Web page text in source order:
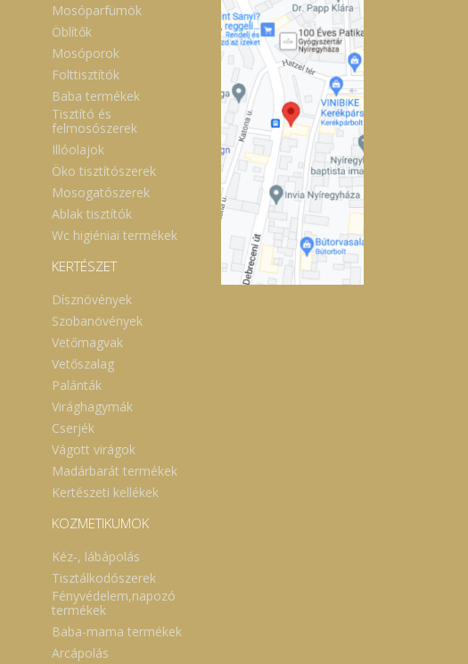
Mosóparfümök
Öblítők
Mosóporok
Folttisztítók
Baba termékek
Tisztító és
felmosószerek
Illóolajok
Öko tisztítószerek
Mosogatószerek
Ablak tisztítók
Wc higiéniai termékek
KERTÉSZET
Dísznövények
Szobanövények
Vetőmagvak
Vetőszalag
Palánták
Virághagymák
Cserjék
Vágott virágok
Madárbarát termékek
Kertészeti kellékek
KOZMETIKUMOK
Kéz-, lábápolás
Tisztálkodószerek
Fényvédelem,napozó
termékek
Baba-mama termékek
Arcápolás